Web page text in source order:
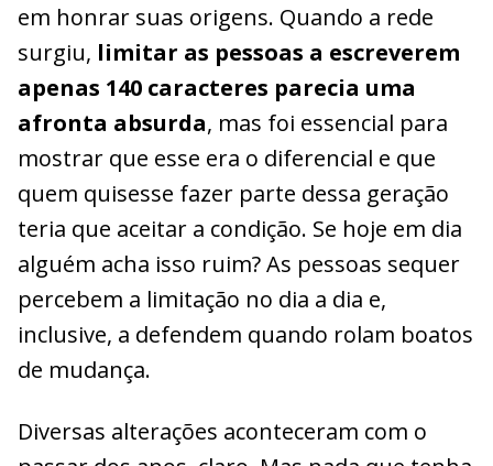
em honrar suas origens. Quando a rede
surgiu, limitar as pessoas a escreverem
apenas 140 caracteres parecia uma
afronta absurda, mas foi essencial para
mostrar que esse era o diferencial e que
quem quisesse fazer parte dessa geração
teria que aceitar a condição. Se hoje em dia
alguém acha isso ruim? As pessoas sequer
percebem a limitação no dia a dia e,
inclusive, a defendem quando rolam boatos
de mudança.
Diversas alterações aconteceram com o